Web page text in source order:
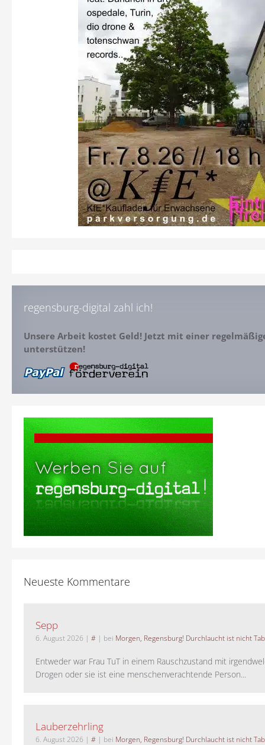
regensburg-digital zahl ich!
Unsere Arbeit kostet Geld! Jetzt mit einer
unterstützen!
Neueste Kommentare
Sepp
6. August 2026 | # | bei Morgen, Regensburg! Durchlaucht ist nicht
Entweder war Frau TuT in einem Rauschzustand mit
Drogen oder sie ist eine menschenverachtende Person...
Lauberzehrling
6. August 2026 | # | bei Morgen, Regensburg! Durchlaucht ist nicht